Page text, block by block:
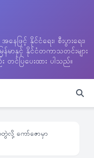
ဖြင့် နိုင်ငံရေး၊ စီးပွားရေး၊
န်မာနှင့် နိုင်ငံတကာသတင်းများ
င်ပြပေးထား ပါသည်။
လို့ ကော်ဇောမှာ